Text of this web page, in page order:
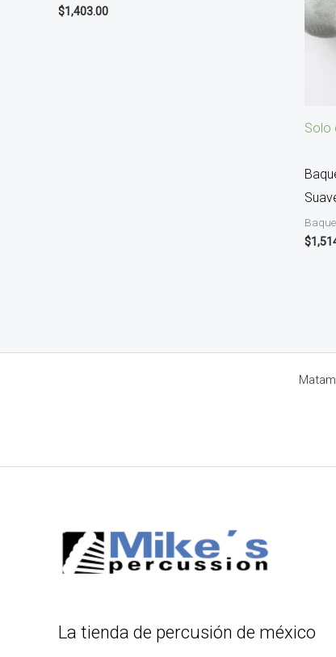
$1,403.00
Solo
$
La tienda de percusión de méxico